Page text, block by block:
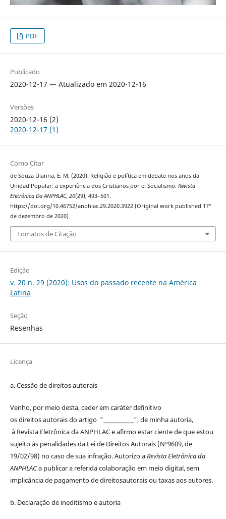
PDF
Publicado
2020-12-17 — Atualizado em 2020-12-16
Versões
2020-12-16 (2)
2020-12-17 (1)
Como Citar
de Souza Dianna, E. M. (2020). Religião e política em debate nos anos da
Unidad Popular: a experiência dos Cristianos por el Socialismo. Revista
Eletrônica Da ANPHLAC, 20(29), 493–501.
https://doi.org/10.46752/anphlac.29.2020.3922 (Original work published 17º
de dezembro de 2020)
Fomatos de Citação
Edição
v. 20 n. 29 (2020): Usos do passado recente na América
Latina
Seção
Resenhas
Licença
a. Cessão dedireitosautorais
Venho, por meio desta, ceder em caráter definitivo
osdireitosautoraisdo artigo "____________", de minha autoria,
à Revista Eletrônica da ANPHLACe afirmo estar ciente de que estou
sujeito às penalidades da Lei de DireitosAutorais(Nº9609, de
19/02/98) no caso de sua infração. Autorizo aRevista Eletrônica da
ANPHLACa publicar a referida colaboração em meio digital, sem
implicância de pagamento dedireitosautoraisou taxas aos autores.
b. Declaração de ineditismo e autoria